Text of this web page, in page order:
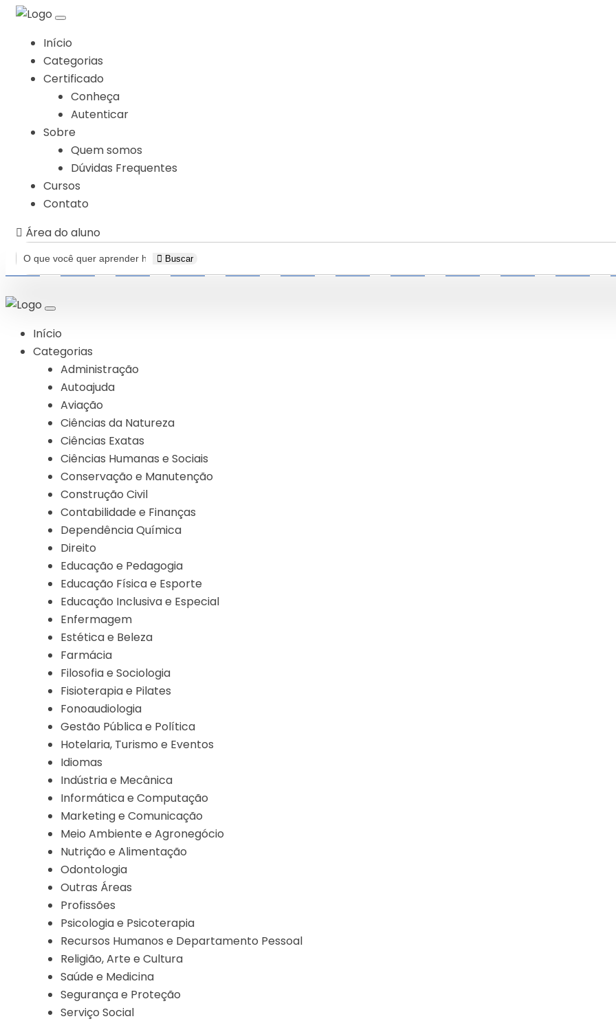
Início
Categorias
Certificado
Conheça
Autenticar
Sobre
Quem somos
Dúvidas Frequentes
Cursos
Contato
Área do aluno
Buscar
Início
Categorias
Administração
Autoajuda
Aviação
Ciências da Natureza
Ciências Exatas
Ciências Humanas e Sociais
Conservação e Manutenção
Construção Civil
Contabilidade e Finanças
Dependência Química
Direito
Educação e Pedagogia
Educação Física e Esporte
Educação Inclusiva e Especial
Enfermagem
Estética e Beleza
Farmácia
Filosofia e Sociologia
Fisioterapia e Pilates
Fonoaudiologia
Gestão Pública e Política
Hotelaria, Turismo e Eventos
Idiomas
Indústria e Mecânica
Informática e Computação
Marketing e Comunicação
Meio Ambiente e Agronegócio
Nutrição e Alimentação
Odontologia
Outras Áreas
Profissões
Psicologia e Psicoterapia
Recursos Humanos e Departamento Pessoal
Religião, Arte e Cultura
Saúde e Medicina
Segurança e Proteção
Serviço Social